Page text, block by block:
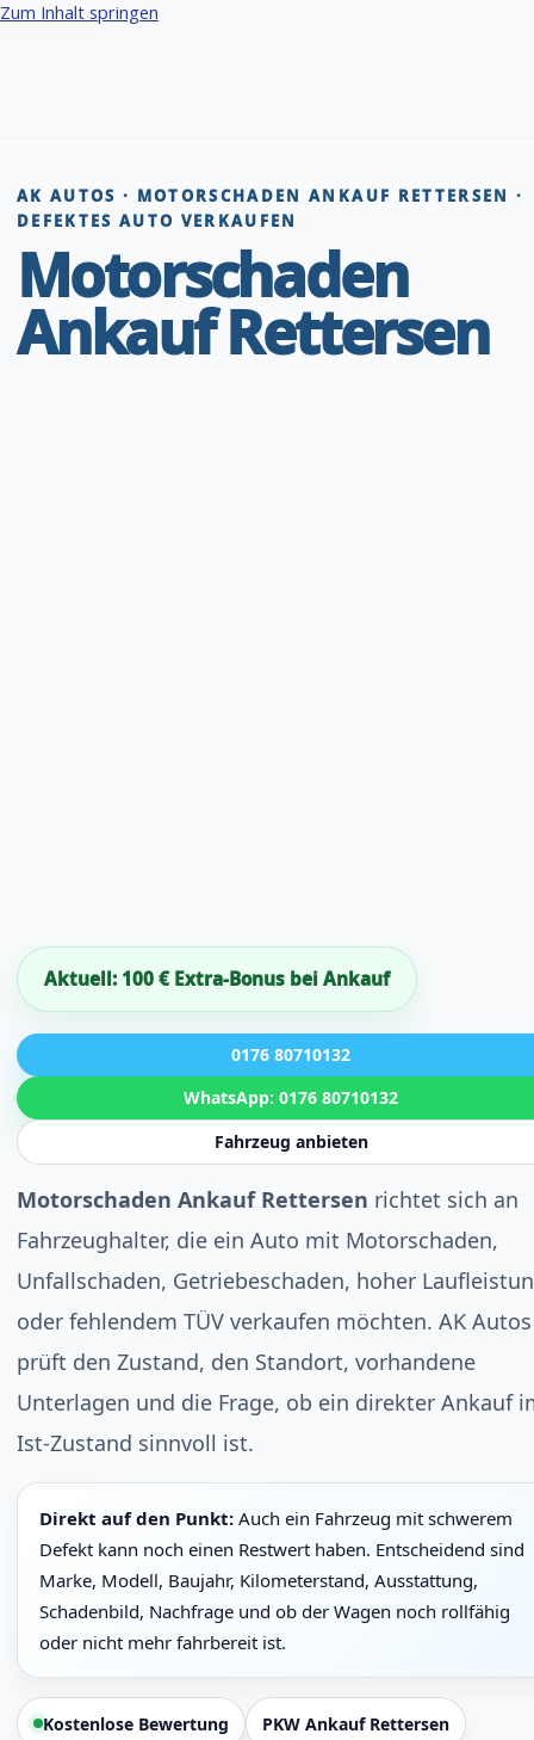
Zum Inhalt springen
AK AUTOS · MOTORSCHADEN ANKAUF RETTERSEN ·
DEFEKTES AUTO VERKAUFEN
Motorschaden
Ankauf Rettersen
Aktuell: 100 € Extra-Bonus bei Ankauf
0176 80710132
WhatsApp: 0176 80710132
Fahrzeug anbieten
Motorschaden Ankauf Rettersen richtet sich an
Fahrzeughalter, die ein Auto mit Motorschaden,
Unfallschaden, Getriebeschaden, hoher
oder fehlendem TÜV verkaufen möchten. AK Autos
prüft den Zustand, den Standort, vorhandene
Unterlagen und die Frage, ob ein direkter Ankauf
Ist-Zustand sinnvoll ist.
Direkt auf den Punkt: Auch ein Fahrzeug mit schwerem
Defekt kann noch einen Restwert haben. Entscheidend sind
Marke, Modell, Baujahr, Kilometerstand, Ausstattung,
Schadenbild, Nachfrage und ob der Wagen noch rollfähig
oder nicht mehr fahrbereit ist.
Kostenlose Bewertung PKW Ankauf Rettersen